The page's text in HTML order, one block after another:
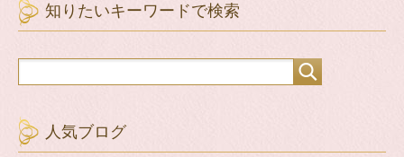
知りたいキーワードで検索
人気ブログ